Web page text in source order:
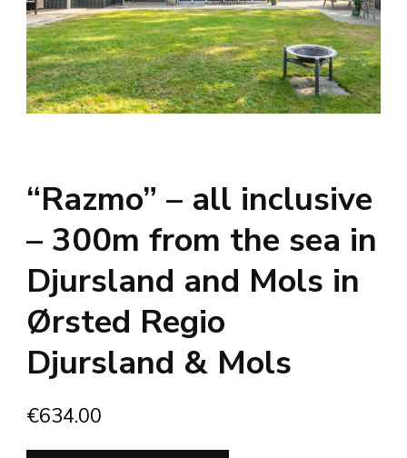
“Razmo” – all inclusive
– 300m from the sea in
Djursland and Mols in
Ørsted Regio
Djursland & Mols
€634.00